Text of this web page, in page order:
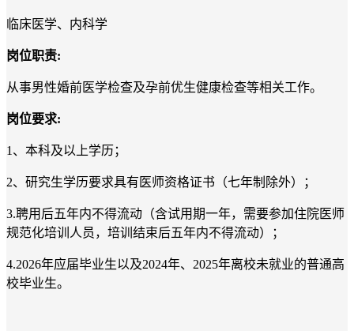
临床医学、内科学
岗位职责:
从事男性婚前医学检查及孕前优生健康检查等相关工作。
岗位要求:
1 、本科及以上学历；
2、研究生学历要求具有医师资格证书（七年制除外）；
3.聘用后五年内不得流动（含试用期一年，需要参加住院医师
规范化培训人员，培训结束后五年内不得流动）；
4.2026年应届毕业生以及2024年、 2025年离校未就业的普通高
校毕业生。